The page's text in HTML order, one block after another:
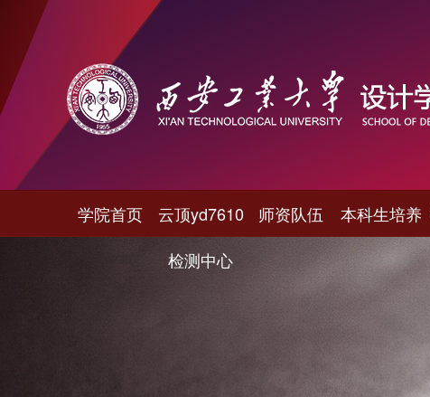
学院首页
云顶yd7610
检测中心
师资队伍 本科生培养